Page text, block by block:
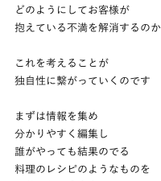
どのようにしてお客様が
抱えている不満を解消するのか
これを考えることが
独自性に繋がっていくのです
まずは情報を集め
分かりやすく編集し
誰がやっても結果のでる
料理のレシピのようなものを